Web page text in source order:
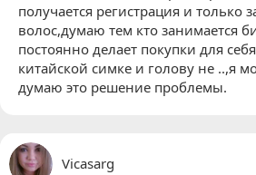
получается регистрация и только
волос,думаю тем кто занимается
постоянно делает покупки для
китайской симке и голову не ..,я
думаю это решение проблемы.
Vicasarg